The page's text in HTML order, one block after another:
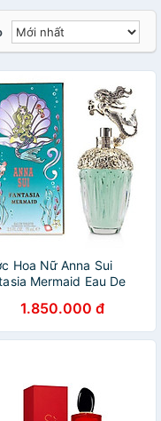
Hoa Nữ Anna Sui
Mermaid Eau De
1.850.000 đ